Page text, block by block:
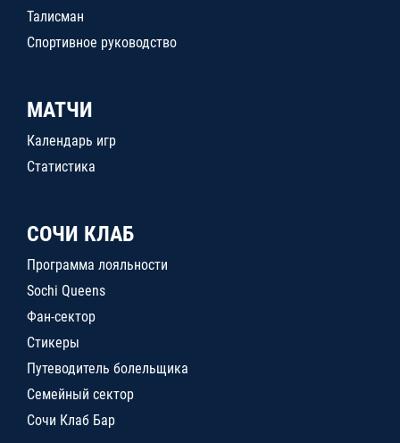
Талисман
Спортивное руководство
МАТЧИ
Календарь игр
Статистика
СОЧИ КЛАБ
Программа лояльности
Sochi Queens
Фан-сектор
Стикеры
Путеводитель болельщика
Семейный сектор
Сочи Клаб Бар